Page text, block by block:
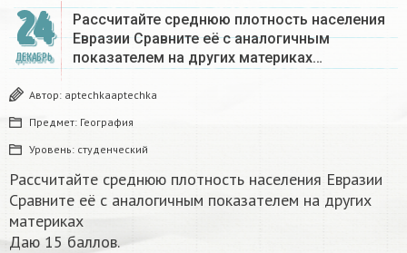
24
ДЕКАБРЬ
Рассчитайте среднюю плотность населения
Евразии Сравните её с аналогичным
показателем на других материках​…
Автор: aptechkaaptechka
Предмет: География
Уровень: студенческий
Рассчитайте среднюю плотность населения Евразии
Сравните её с аналогичным показателем на других
материках​
Даю 15 баллов.